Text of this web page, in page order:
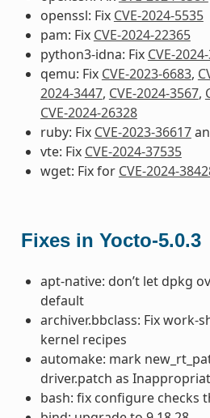
openssl: Fix CVE-2024-5535
pam: Fix CVE-2024-22365
python3-idna: Fix CVE-
qemu: Fix CVE-2023-6683,
2024-3447, CVE-2024-3567,
CVE-2024-26328
ruby: Fix CVE-2023-36617
vte: Fix CVE-2024-37535
wget: Fix for CVE-2024-
Fixes in Yocto-5.0.3
apt-native: don’t let dpkg
default
archiver.bbclass: Fix work-
kernel recipes
automake: mark
driver.patch as
bash: fix configure checks